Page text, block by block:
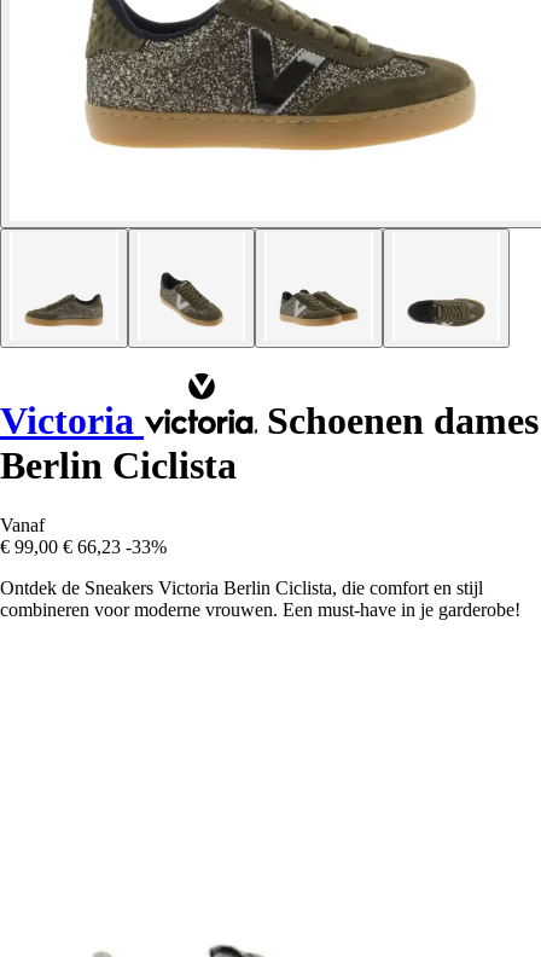
Victoria
Schoenen dames
Berlin Ciclista
Vanaf
€ 99,00 € 66,23 -33%
Ontdek de Sneakers Victoria Berlin Ciclista, die comfort en stijl
combineren voor moderne vrouwen. Een must-have in je garderobe!